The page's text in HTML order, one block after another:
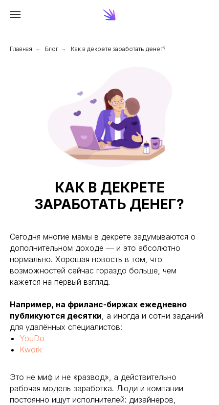
Главная → Блог → Как в декрете заработать денег?
КАК В ДЕКРЕТЕ
ЗАРАБОТАТЬ ДЕНЕГ?
Сегодня многие мамы в декрете задумываются о
дополнительном доходе — и это абсолютно
нормально. Хорошая новость в том, что
возможностей сейчас гораздо больше, чем
кажется на первый взгляд.
Например, на фриланс-биржах ежедневно
публикуются десятки, а иногда и сотни заданий
для удалённых специалистов:
YouDo
Kwork
Это не миф и не «развод», а действительно
рабочая модель заработка. Люди и компании
постоянно ищут исполнителей: дизайнеров,